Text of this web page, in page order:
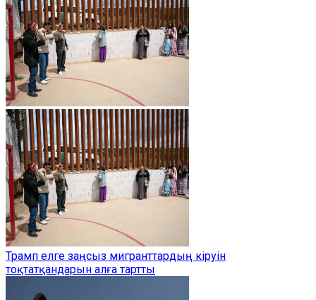
Трамп елге заңсыз мигранттардың кіруін
тоқтатқандарын алға тартты